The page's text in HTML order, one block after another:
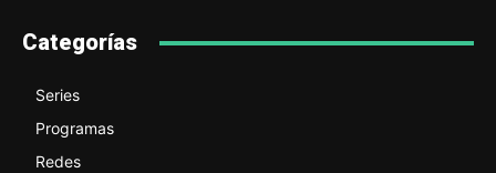
Categorías
Series
Programas
Redes